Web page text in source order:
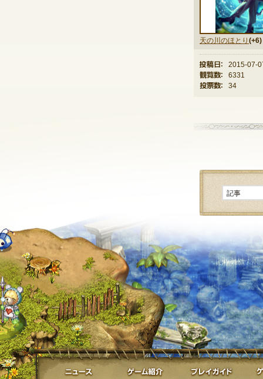
天の川のほとり (+6)
投稿日：
2015-07-
観覧数：
6331
投票数：
34
ニュース ゲーム紹介